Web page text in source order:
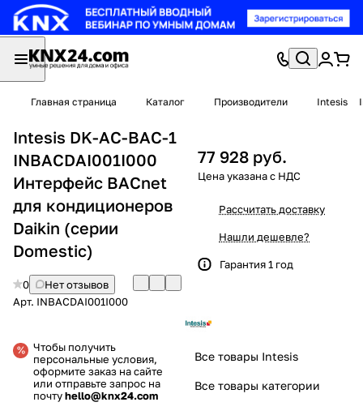
Главная страница Каталог Производители Intesis
Intesis DK-AC-BAC-1
INBACDAI001I000
Интерфейс BACnet
для кондиционеров
Daikin (серии
Domestic)
0
Нет отзывов
Арт. INBACDAI001I000
Чтобы получить
персональные условия,
оформите заказ на сайте
или отправьте запрос на
почтуhello@knx24.com
77 928 руб.
Рассчитать доставку
Нашли дешевле?
Гарантия 1 год
Все товары Intesis
Все товары категории